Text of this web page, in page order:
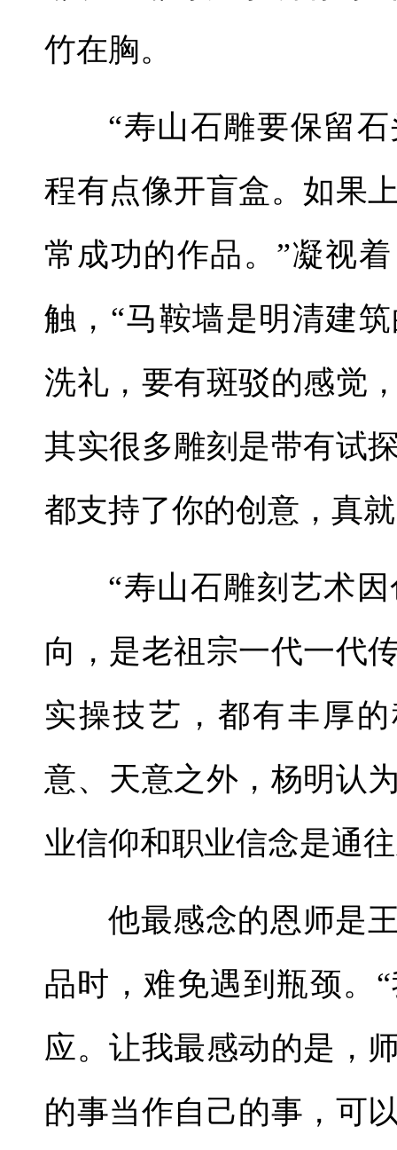
竹在胸。
“寿山石雕要保留
程有点像开盲盒。如果
常成功的作品。”凝视
触，“马鞍墙是明清建
洗礼，要有斑驳的感觉
其实很多雕刻是带有试
都支持了你的创意，真
“寿山石雕刻艺术
向，是老祖宗一代一代
实操技艺，都有丰厚
意、天意之外，杨明认
业信仰和职业信念是通
他最感念的恩师是
品时，难免遇到瓶颈。
应。让我最感动的是，
的事当作自己的事，可